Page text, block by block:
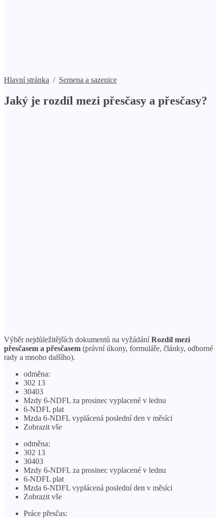
Hlavní stránka / Semena a sazenice
Jaký je rozdíl mezi přesčasy a přesčasy?
Výběr nejdůležitějších dokumentů na vyžádáníRozdíl mezi
přesčasem a přesčasem (právní úkony, formuláře, články, odborné
rady a mnoho dalšího).
odměna:
302 13
30403
Mzdy 6-NDFL za prosinec vyplacené v lednu
6-NDFL plat
Mzda 6-NDFL vyplácená poslední den v měsíci
Zobrazit vše
odměna:
302 13
30403
Mzdy 6-NDFL za prosinec vyplacené v lednu
6-NDFL plat
Mzda 6-NDFL vyplácená poslední den v měsíci
Zobrazit vše
Práce přesčas: